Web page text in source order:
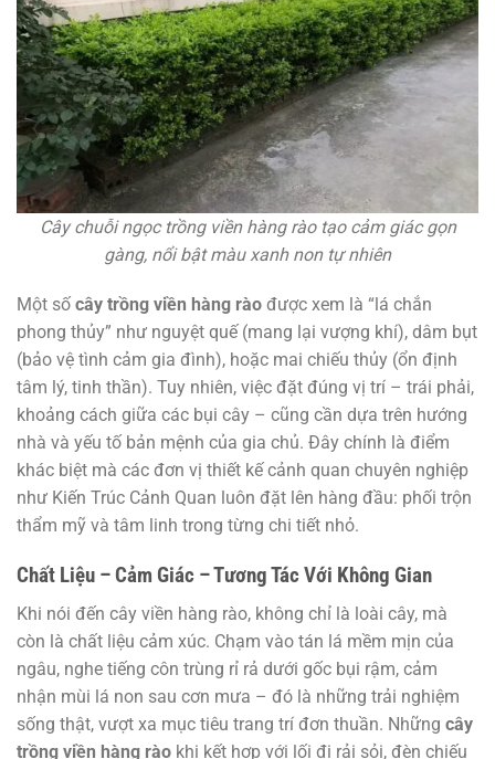
Cây chuỗi ngọc trồng viền hàng rào tạo cảm giác gọn
gàng, nổi bật màu xanh non tự nhiên
Một số cây trồng viền hàng rào được xem là “lá chắn
phong thủy” như nguyệt quế (mang lại vượng khí), dâm bụt
(bảo vệ tình cảm gia đình), hoặc mai chiếu thủy (ổn định
tâm lý, tinh thần). Tuy nhiên, việc đặt đúng vị trí – trái phải,
khoảng cách giữa các bụi cây – cũng cần dựa trên hướng
nhà và yếu tố bản mệnh của gia chủ. Đây chính là điểm
khác biệt mà các đơn vị thiết kế cảnh quan chuyên nghiệp
như Kiến Trúc Cảnh Quan luôn đặt lên hàng đầu: phối trộn
thẩm mỹ và tâm linh trong từng chi tiết nhỏ.
Chất Liệu – Cảm Giác – Tương Tác Với Không Gian
Khi nói đến cây viền hàng rào, không chỉ là loài cây, mà
còn là chất liệu cảm xúc. Chạm vào tán lá mềm mịn của
ngâu, nghe tiếng côn trùng rỉ rả dưới gốc bụi rậm, cảm
nhận mùi lá non sau cơn mưa – đó là những trải nghiệm
sống thật, vượt xa mục tiêu trang trí đơn thuần. Những cây
trồng viền hàng rào khi kết hợp với lối đi rải sỏi, đèn chiếu